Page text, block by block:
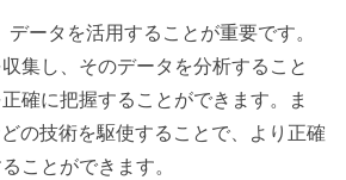
ータを活用することが重要です。
集し、そのデータを分析すること
確に把握することができます。ま
の技術を駆使することで、より正確
ことができます。